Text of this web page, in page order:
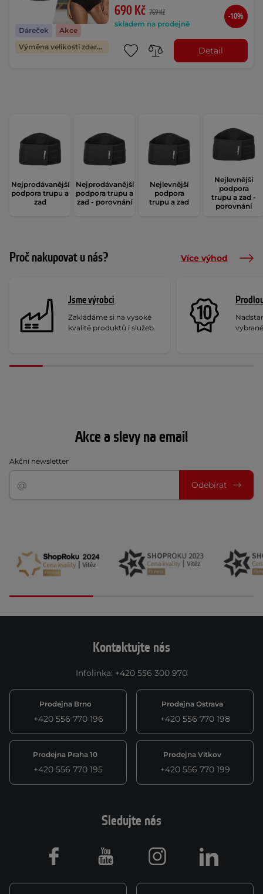
Dáreček
Akce
Výměna velikosti zdarma
690 Kč 769 Kč
skladem na prodejně
-10%
Detail
Nejprodávanější
podpora trupu a
zad
Nejprodávanější
podpora trupu a
zad - porovnání
Nejlevnější
podpora
trupu a zad
Nejlevnější
podpora
trupu a zad -
porovnání
Proč nakupovat u nás? Více výhod
Jsme výrobci
Zakládáme si na vysoké
kvalitě produktů i služeb.
Akce a slevy na email
Akční newsletter
Odebírat
Kontaktujte nás
Infolinka: +420 556 300 970
Prodejna Brno
+420 556 770 196
Prodejna Ostrava
+420 556 770 198
Prodejna Praha 10
+420 556 770 195
Prodejna Vítkov
+420 556 770 199
Sledujte nás
Facebook Youtube Instagram LinkedIn